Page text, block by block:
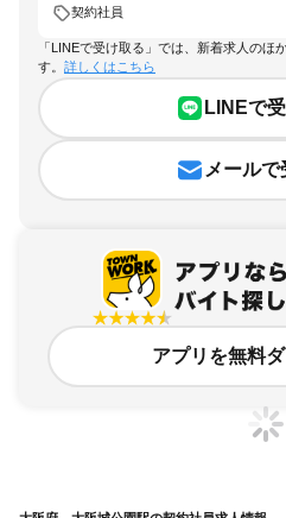
契約社員
「LINEで受け取る」では、新着求人のほ
す。 詳しくはこちら
LINEで
メールで
アプリを無料